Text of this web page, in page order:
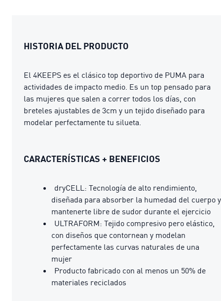
HISTORIA DEL PRODUCTO
El 4KEEPS es el clásico top deportivo de PUMA para
actividades de impacto medio. Es un top pensado para
las mujeres que salen a correr todos los días, con
breteles ajustables de 3cm y un tejido diseñado para
modelar perfectamente tu silueta.
CARACTERÍSTICAS + BENEFICIOS
dryCELL: Tecnología de alto rendimiento,
diseñada para absorber la humedad del cuerpo y
mantenerte libre de sudor durante el ejercicio
ULTRAFORM: Tejido compresivo pero elástico,
con diseños que contornean y modelan
perfectamente las curvas naturales de una
mujer
Producto fabricado con al menos un 50% de
materiales reciclados